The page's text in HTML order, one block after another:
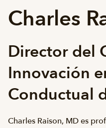
Charles
Director del
Innovación
Conductual
Charles Raison, MD es